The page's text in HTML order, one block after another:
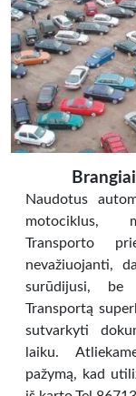
Naudotus
motociklus,
Transporto
nevažiuojanti,
surūdijusi, be
Transportą
sutvarkyti
laiku.
pažymą, kad